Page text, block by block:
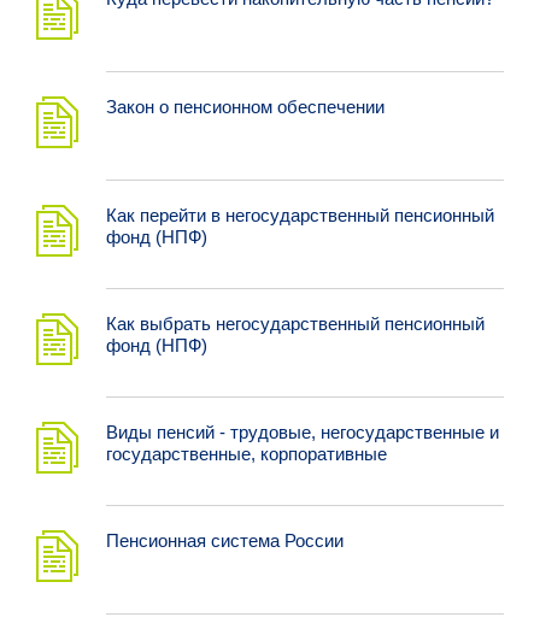
Закон о пенсионном обеспечении
Как перейти в негосударственный пенсионный
фонд (НПФ)
Как выбрать негосударственный пенсионный
фонд (НПФ)
Виды пенсий - трудовые, негосударственные и
государственные, корпоративные
Пенсионная система России